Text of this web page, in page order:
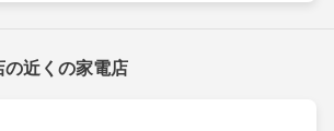
の近くの家電店